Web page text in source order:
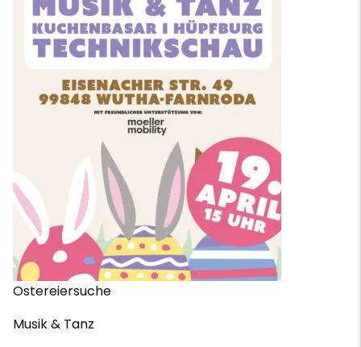
Ostereiersuche
Musik & Tanz